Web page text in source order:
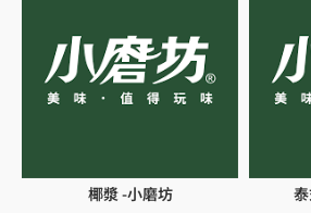
椰漿 -小磨坊